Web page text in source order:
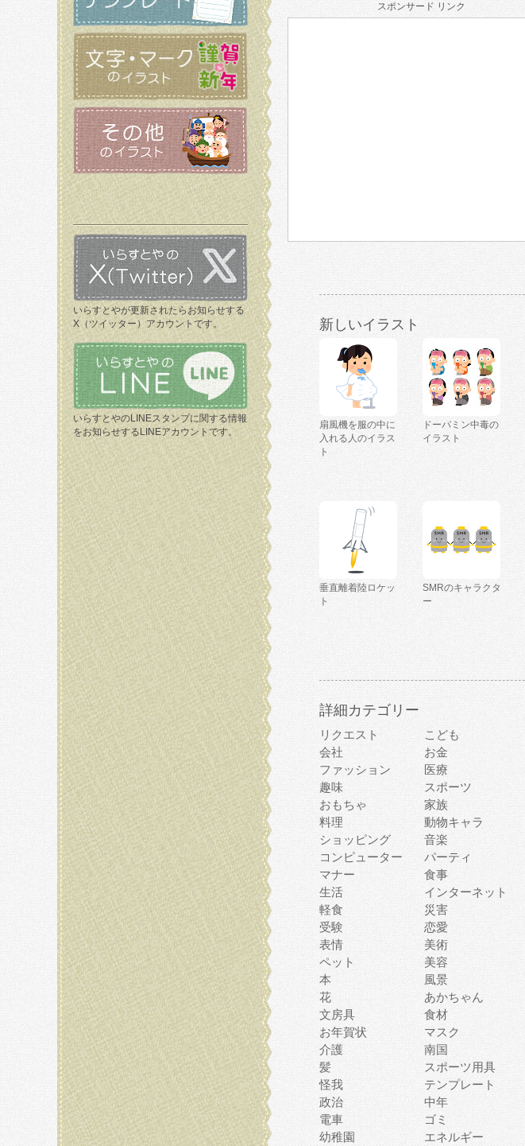
いらすとやが更新されたらお知らせする
X（ツイッター）アカウントです。
いらすとやのLINEスタンプに関する情報
をお知らせするLINEアカウントです。
スポンサード リンク
新しいイラスト
扇風機を服の中に
入れる人のイラス
ト
ドーパミン中毒の
イラスト
垂直離着陸ロケッ
ト
SMRのキャラクタ
ー
詳細カテゴリー
リクエスト こども
会社
お金
ファッション
医療
趣味
スポーツ
おもちゃ
家族
料理
動物キャラ
ショッピング
音楽
コンピューター
パーティ
マナー
食事
生活
インターネット
軽食
災害
受験
恋愛
表情
美術
ペット
美容
本
風景
花
あかちゃん
文房具
食材
お年賀状
マスク
介護
南国
髪
スポーツ用具
怪我
テンプレート
政治
中年
電車
ゴミ
幼稚園
エネルギー